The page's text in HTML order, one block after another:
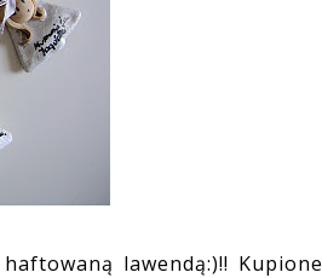
lawendą:)!! Kupione